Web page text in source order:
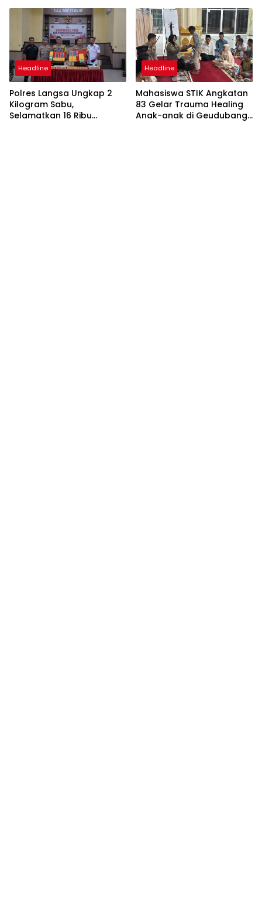
Pelaku Ditangkap
Headline
Polres Langsa Ungkap 2
Kilogram Sabu,
Selamatkan 16 Ribu
Headline
Mahasiswa STIK Angkatan
83 Gelar Trauma Healing
Anak-anak di Geudubang